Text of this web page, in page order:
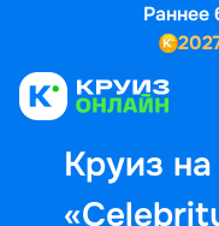
Раннее
Круиз